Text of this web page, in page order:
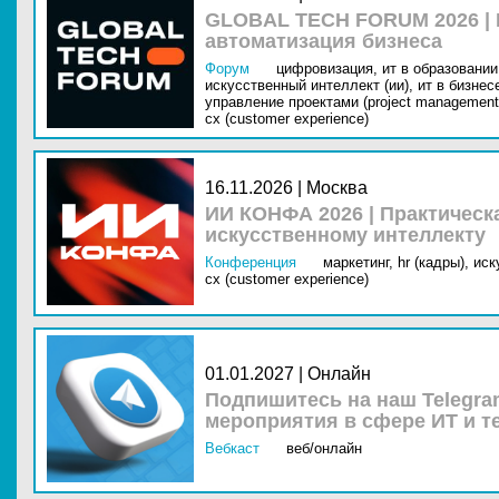
GLOBAL TECH FORUM
автоматизация бизнеса
Форум цифровизация, ит в
искусственный интеллект (ии), ит в
управление проектами (project
cx (customer experience)
16.11.2026 | Москва
ИИ КОНФА 2026 |
искусственному интеллекту
Конференция маркетинг, hr (кадры),
cx (customer experience)
01.01.2027 | Онлайн
Подпишитесь на наш
мероприятия в сфере ИТ и
Вебкаст веб/онлайн